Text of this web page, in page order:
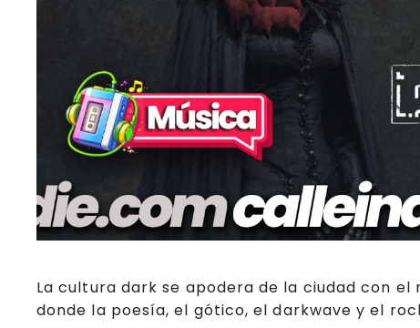
La cultura dark se apodera de la ciudad con el
donde la poesía, el gótico, el darkwave y el